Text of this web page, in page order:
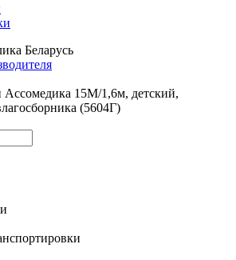
Беларусь
15М/1,6м, детский,
(5604Г)